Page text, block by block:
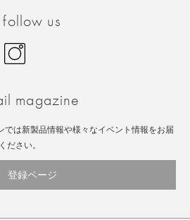
follow us
magazine
は新製品情報や様々なイベント情報をお届
ださい。
登録ページ